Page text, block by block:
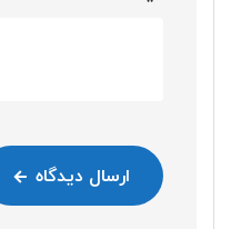
ارسال دیدگاه